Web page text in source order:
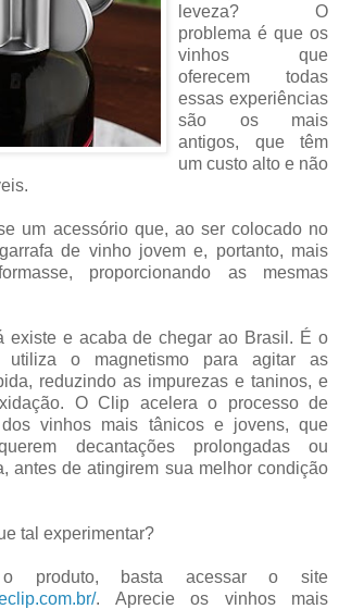
leveza? O
problema é que os
vinhos que
oferecem todas
essas experiências
são os mais
antigos, que têm
um custo alto e não
um acessório que, ao ser colocado no
de vinho jovem e, portanto, mais
proporcionando as mesmas
existe e acaba de chegar ao Brasil. É o
o magnetismo para agitar as
reduzindo as impurezas e taninos, e
O Clip acelera o processo de
dos vinhos mais tânicos e jovens, que
decantações prolongadas ou
antes de atingirem sua melhor condição
tal experimentar?
o produto, basta acessar o site
. Aprecie os vinhos mais